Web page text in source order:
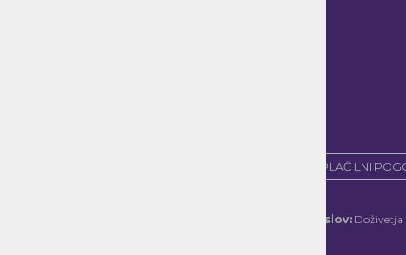
PLAČILNI
Naslov: Doživetja